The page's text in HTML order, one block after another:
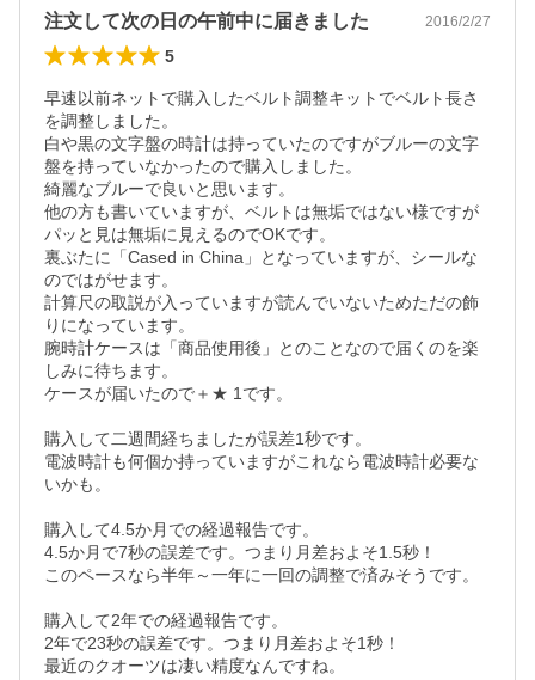
注文して次の日の午前中に届きました 2016/2/27
5
早速以前ネットで購入したベルト調整キットでベルト長さ
を調整しました。
白や黒の文字盤の時計は持っていたのですがブルーの文字
盤を持っていなかったので購入しました。
綺麗なブルーで良いと思います。
他の方も書いていますが、ベルトは無垢ではない様ですが
パッと見は無垢に見えるのでOKです。
裏ぶたに「Cased in China」となっていますが、シールな
のではがせます。
計算尺の取説が入っていますが読んでいないためただの飾
りになっています。
腕時計ケースは「商品使用後」とのことなので届くのを楽
しみに待ちます。
ケースが届いたので＋★ 1です。
購入して二週間経ちましたが誤差1秒です。
電波時計も何個か持っていますがこれなら電波時計必要な
いかも。
購入して4.5か月での経過報告です。
4.5か月で7秒の誤差です。つまり月差およそ1.5秒！
このペースなら半年～一年に一回の調整で済みそうです。
購入して2年での経過報告です。
2年で23秒の誤差です。つまり月差およそ1秒！
最近のクオーツは凄い精度なんですね。